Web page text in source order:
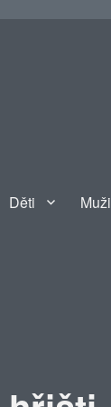
Děti Muži